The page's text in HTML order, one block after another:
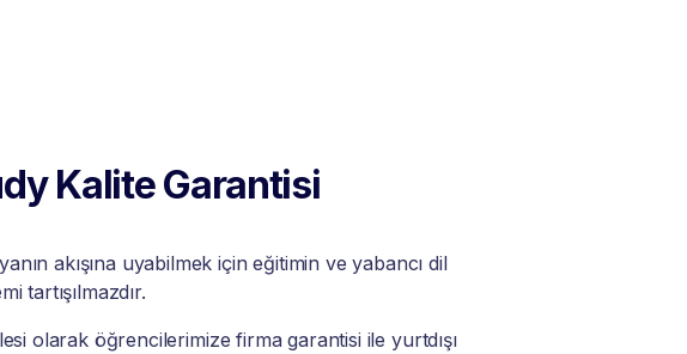
Kalite Garantisi
akışına uyabilmek için eğitimin ve yabancı dil
tartışılmazdır.
olarak öğrencilerimize firma garantisi ile yurtdışı